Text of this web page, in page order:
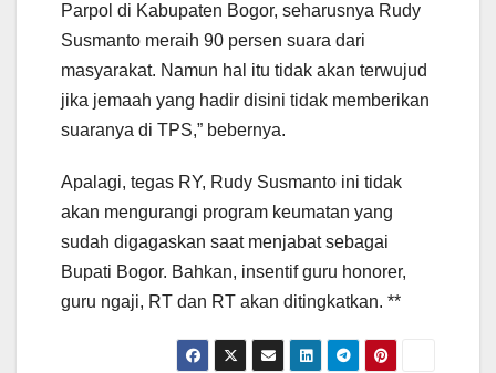
Parpol di Kabupaten Bogor, seharusnya Rudy
Susmanto meraih 90 persen suara dari
masyarakat. Namun hal itu tidak akan terwujud
jika jemaah yang hadir disini tidak memberikan
suaranya di TPS,” bebernya.
Apalagi, tegas RY, Rudy Susmanto ini tidak
akan mengurangi program keumatan yang
sudah digagaskan saat menjabat sebagai
Bupati Bogor. Bahkan, insentif guru honorer,
guru ngaji, RT dan RT akan ditingkatkan. **